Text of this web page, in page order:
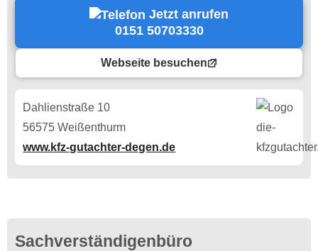
Jetzt anrufen
0151 50703330
Webseite besuchen
Dahlienstraße 10
56575 Weißenthurm
www.kfz-gutachter-degen.de
Sachverständigenbüro